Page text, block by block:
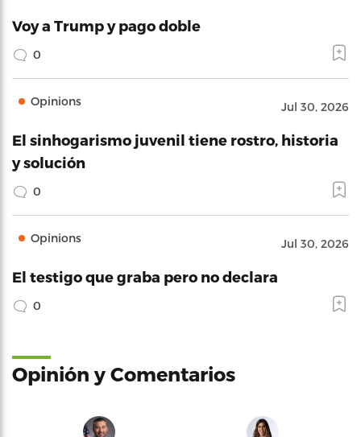
Voy a Trump y pago doble
0
Opinions Jul 30, 2026
El sinhogarismo juvenil tiene rostro, historia
y solución
0
Opinions Jul 30, 2026
El testigo que graba pero no declara
0
Opinión y Comentarios